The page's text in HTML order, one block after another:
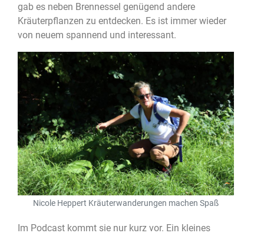
gab es neben Brennessel genügend andere
Kräuterpflanzen zu entdecken. Es ist immer wieder
von neuem spannend und interessant.
Nicole Heppert Kräuterwanderungen machen Spaß
Im Podcast kommt sie nur kurz vor. Ein kleines